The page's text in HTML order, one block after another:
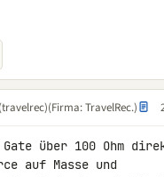
(travelrec)(Firma: TravelRec.)
über 100 Ohm
auf Masse und